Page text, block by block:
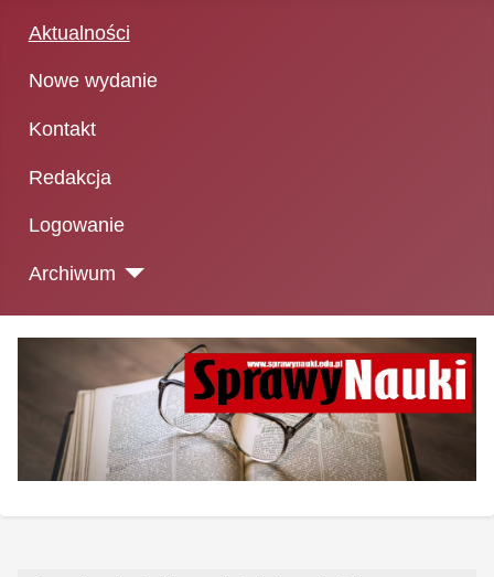
Aktualności
Nowe wydanie
Kontakt
Redakcja
Logowanie
Archiwum